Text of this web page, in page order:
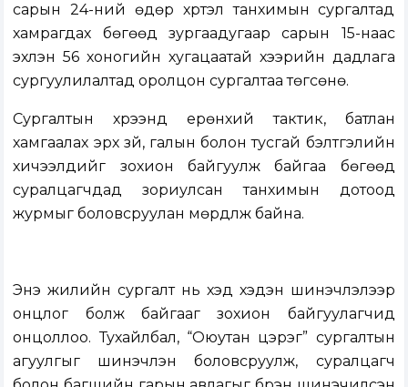
сарын 24-ний өдөр хүртэл танхимын сургалтад
хамрагдах бөгөөд зургаадугаар сарын 15-наас
эхлэн 56 хоногийн хугацаатай хээрийн дадлага
сургуулилалтад оролцон сургалтаа төгсөнө.
Сургалтын хүрээнд ерөнхий тактик, батлан
хамгаалах эрх зүй, галын болон тусгай бэлтгэлийн
хичээлүүдийг зохион байгуулж байгаа бөгөөд
суралцагчдад зориулсан танхимын дотоод
журмыг боловсруулан мөрдүүлж байна.
Энэ жилийн сургалт нь хэд хэдэн шинэчлэлээр
онцлог болж байгааг зохион байгуулагчид
онцоллоо. Тухайлбал, “Оюутан цэрэг” сургалтын
агуулгыг шинэчлэн боловсруулж, суралцагч